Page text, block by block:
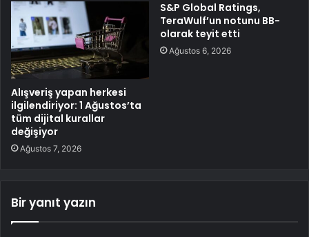
Alışveriş yapan herkesi
ilgilendiriyor: 1 Ağustos’ta
tüm dijital kurallar
değişiyor
Ağustos 7, 2026
S&P Global Ratings,
TeraWulf’un notunu BB-
olarak teyit etti
Ağustos 6, 2026
Bir yanıt yazın